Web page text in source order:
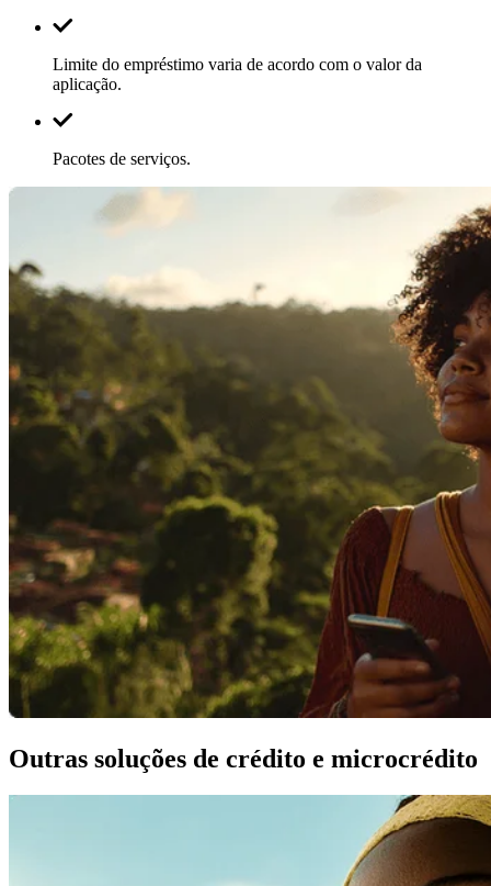
Limite do empréstimo varia de acordo com o valor da
aplicação.
Pacotes de serviços.
Outras soluções de crédito e microcrédito